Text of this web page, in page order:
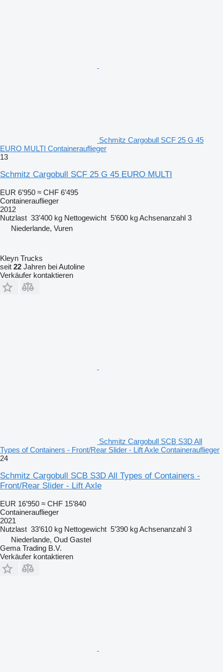
Schmitz Cargobull SCF 25 G 45
EURO MULTI Containerauflieger
13
Schmitz Cargobull SCF 25 G 45 EURO MULTI
EUR 6’950 ≈ CHF 6’495
Containerauflieger
2012
Nutzlast 33’400 kg Nettogewicht 5’600 kgAchsenanzahl 3
Niederlande, Vuren
Kleyn Trucks
seit 22 Jahren bei Autoline
Verkäufer kontaktieren
Schmitz Cargobull SCB S3D All
Types of Containers - Front/Rear Slider - Lift Axle Containerauflieger
24
Schmitz Cargobull SCB S3D All Types of Containers -
Front/Rear Slider - Lift Axle
EUR 16’950 ≈ CHF 15’840
Containerauflieger
2021
Nutzlast 33’610 kg Nettogewicht 5’390 kgAchsenanzahl 3
Niederlande, Oud Gastel
Gema Trading B.V.
Verkäufer kontaktieren